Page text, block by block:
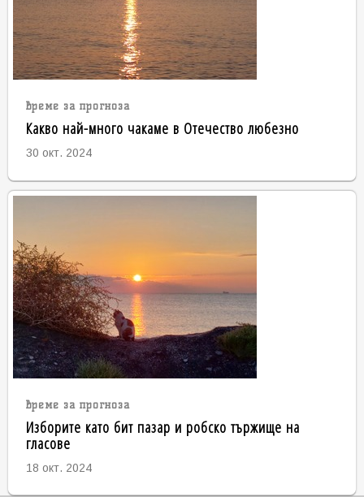
време за прогноза
Какво най-много чакаме в Отечество любезно
30 окт. 2024
време за прогноза
Изборите като бит пазар и робско тържище на
гласове
18 окт. 2024